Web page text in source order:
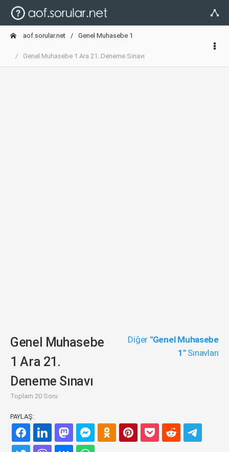
aof.sorular.net Genel Muhasebe 1
Genel Muhasebe 1 Ara 21. Deneme Sınavı
Genel Muhasebe
1 Ara 21.
Deneme Sınavı
Toplam 20 Soru
Diğer "Genel Muhasebe
1"Sınavları
PAYLAŞ: